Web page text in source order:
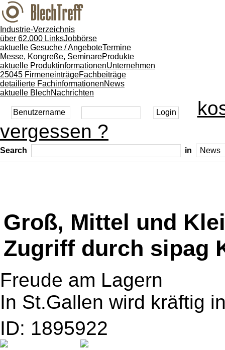
Industrie-Verzeichnis
über 62.000 LinksJobbörse
aktuelle Gesuche / AngeboteTermine
Messe, Kongreße, SeminareProdukte
aktuelle ProduktinformationenUnternehmen
25045 FirmeneinträgeFachbeiträge
detailierte FachinformationenNews
aktuelle BlechNachrichten
vergessen ?
Search in
Groß, Mittel und
Zugriff durch sipag
Freude am Lagern
In St.Gallen wird kräftig
ID: 1895922